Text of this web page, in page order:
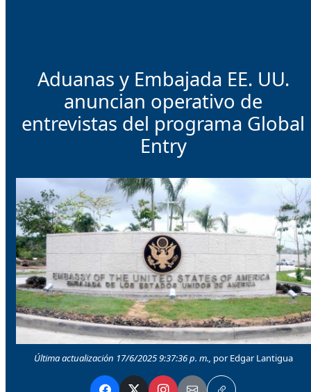
Aduanas y Embajada EE. UU.
anuncian operativo de
entrevistas del programa Global
Entry
Última actualización 17/6/2025 9:37:36 p. m., por Edgar Lantigua